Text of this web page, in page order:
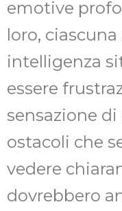
emotive
loro,
intelligenza
essere
sensazione di
ostacoli che
vedere
dovrebbero